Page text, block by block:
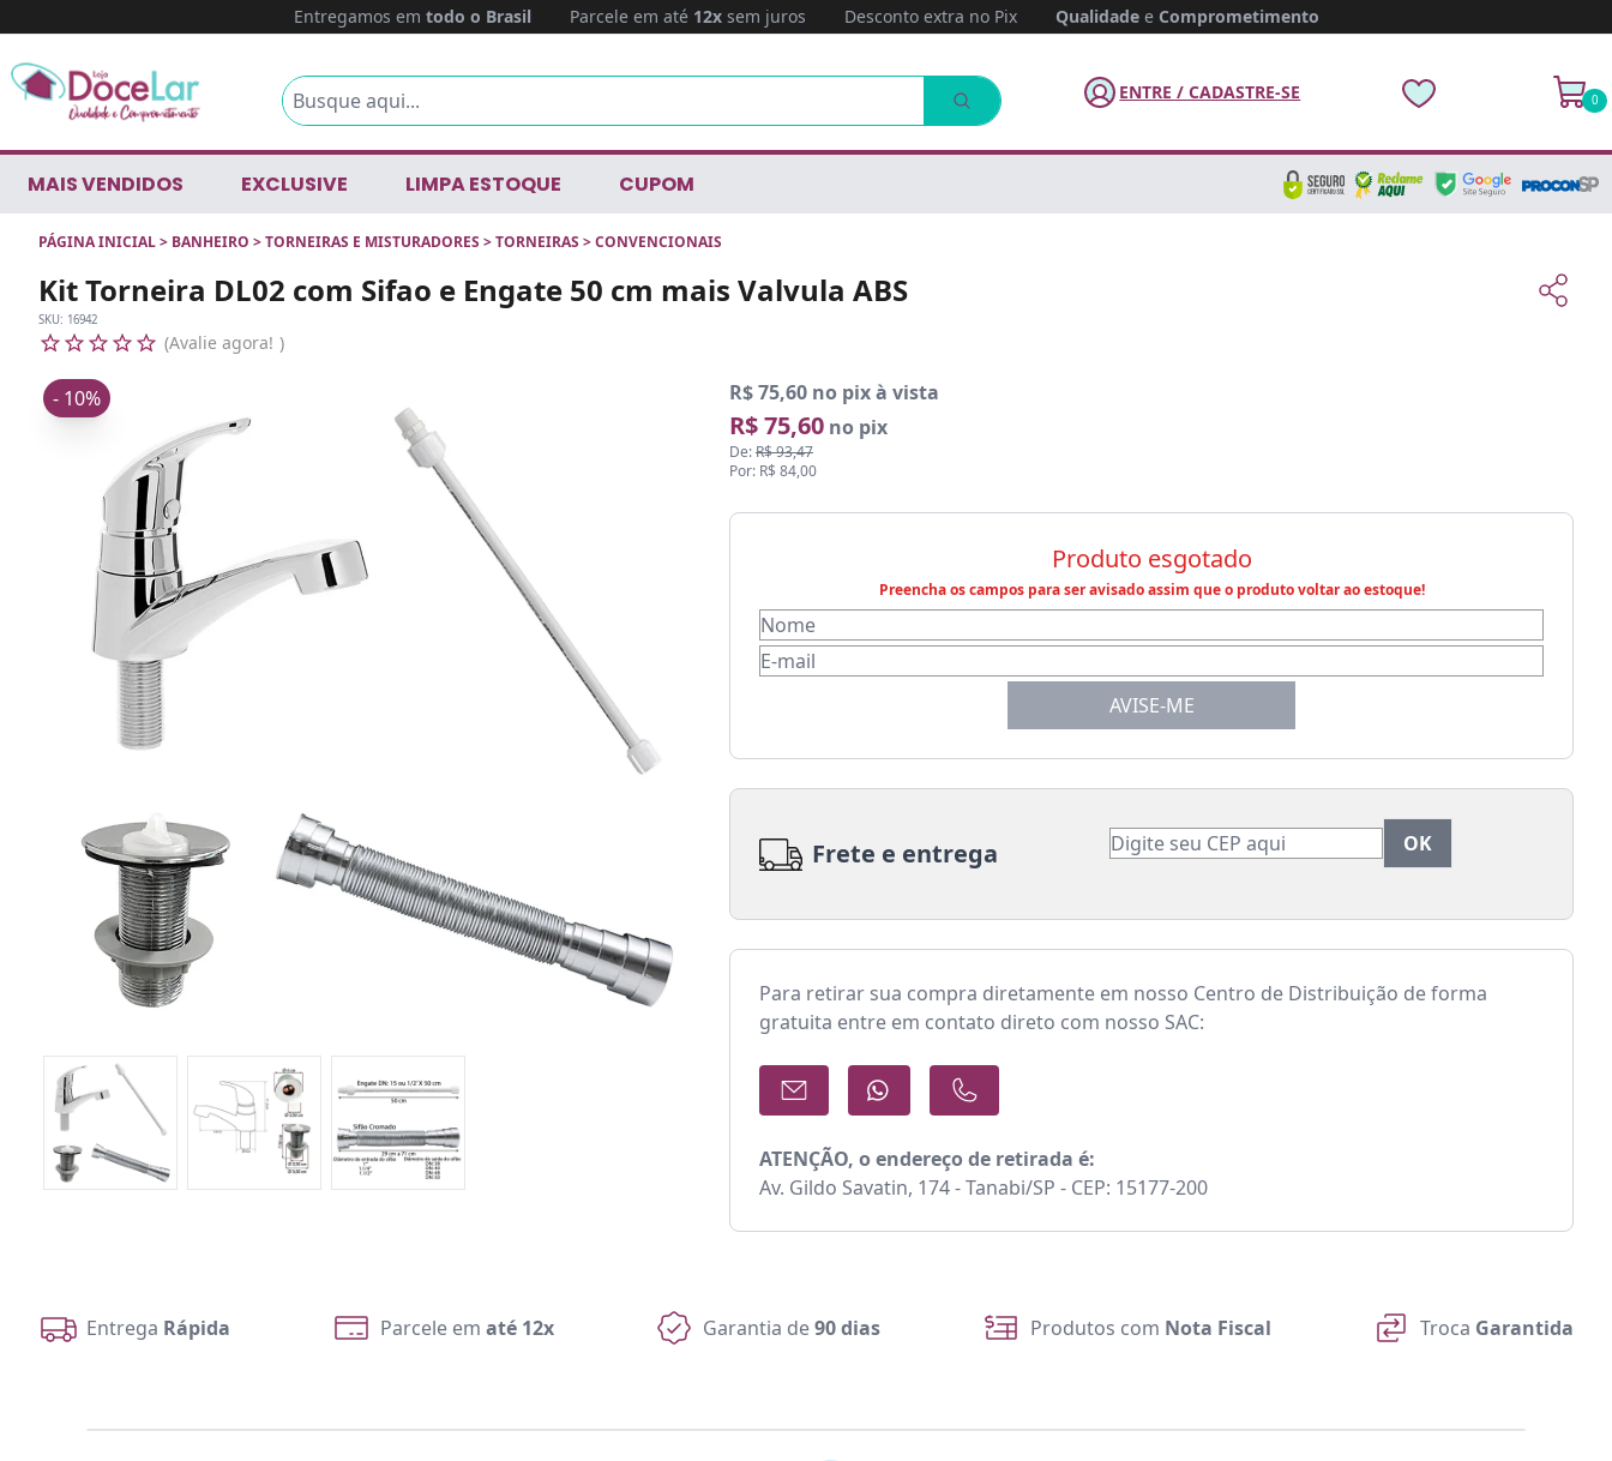
Entregamos em todo o Brasil Parcele em até 12xsem juros Desconto extra no Pix Qualidadee Comprometimento
ENTRE / CADASTRE-SE 0
MAIS VENDIDOS EXCLUSIVE LIMPA ESTOQUE CUPOM
PÁGINA INICIAL> BANHEIRO >TORNEIRAS E MISTURADORES >TORNEIRAS >CONVENCIONAIS
Kit Torneira DL02 com Sifao e Engate 50 cm mais Valvula ABS
SKU: 16942
Avalie agora!
R$ 75,60 no pix à vista
R$ 75,60 no pix
De:R$ 93,47
Por: R$ 84,00
- 10%
Produto esgotado
Preencha os campos para ser avisado assim que o produto voltar ao estoque!
AVISE-ME
Frete e entrega
Para retirar sua compra diretamente em nosso Centro de Distribuição de forma
gratuita entre em contato direto com nosso SAC:
ATENÇÃO, o endereço de retirada é:
Av. Gildo Savatin, 174 - Tanabi/SP - CEP: 15177-200
Entrega Rápida Parcele em até 12x Garantia de90 dias Produtos com Nota Fiscal Troca Garantida